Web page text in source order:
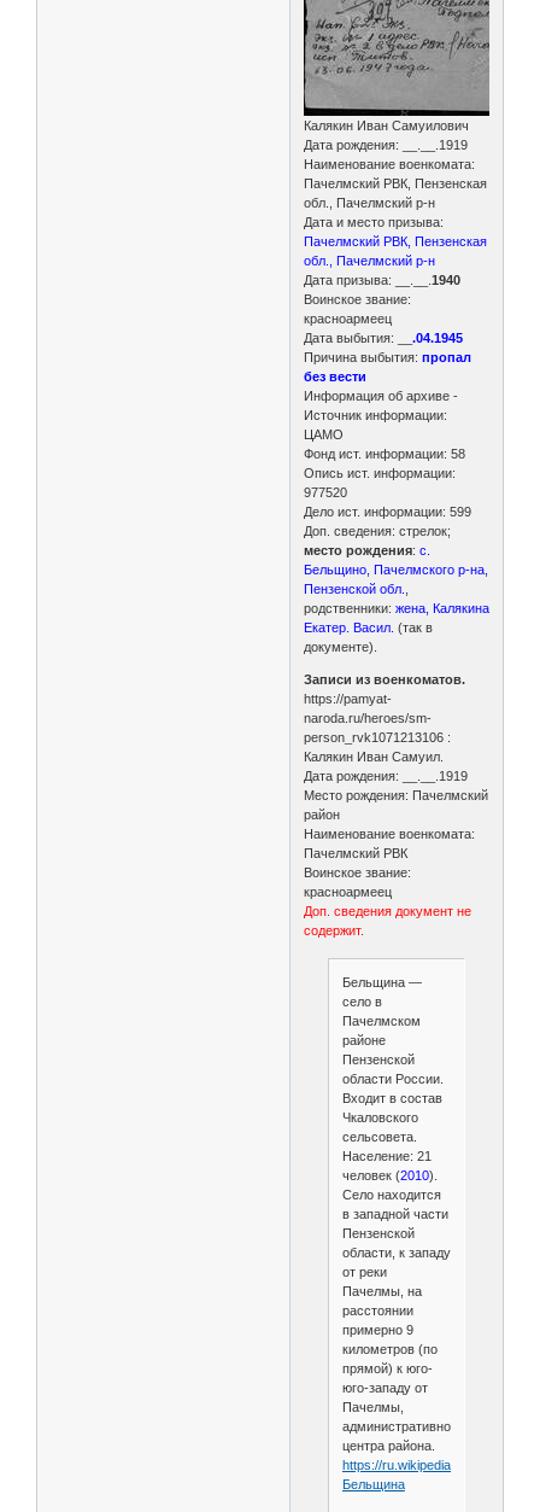
Калякин Иван Самуилович
Дата рождения: __.__.1919
Наименование военкомата:
Пачелмский РВК, Пензенская
обл., Пачелмский р-н
Дата и место призыва:
Пачелмский РВК, Пензенская
обл., Пачелмский р-н
Дата призыва: __.__.1940
Воинское звание:
красноармеец
Дата выбытия: __.04.1945
Причина выбытия: пропал
без вести
Информация об архиве -
Источник информации:
ЦАМО
Фонд ист. информации: 58
Опись ист. информации:
977520
Дело ист. информации: 599
Доп. сведения: стрелок;
место рождения:с.
Бельщино, Пачелмского р-на,
Пензенской обл.
родственники:жена, Калякина
Екатер. Васил. (так в
документе).
Записи из военкоматов.
https://pamyat-
naroda.ru/heroes/sm-
person_rvk1071213106 :
Калякин Иван Самуил.
Дата рождения: __.__.1919
Место рождения: Пачелмский
район
Наименование военкомата:
Пачелмский РВК
Воинское звание:
красноармеец
Доп. сведения документ не
содержит.
Бельщина —
село в
Пачелмском
районе
Пензенской
области России.
Входит в состав
Чкаловского
сельсовета.
Население: 21
человек (2010).
Село находится
в западной части
Пензенской
области, к западу
от реки
Пачелмы, на
расстоянии
примерно 9
километров (по
прямой) к юго-
юго-западу от
Пачелмы,
административного
центра района.
https://ru.wikipedia.org/wiki/
Бельщина